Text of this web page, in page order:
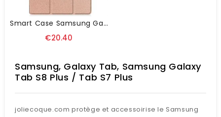
Smart Case Samsung Galaxy Tab S8 Plus / S8 Plus Tri Fold Porte-Stylet
€20.40
Samsung, Galaxy Tab, Samsung Galaxy
Tab S8 Plus / Tab S7 Plus
joliecoque.com protège et accessoirise le Samsung